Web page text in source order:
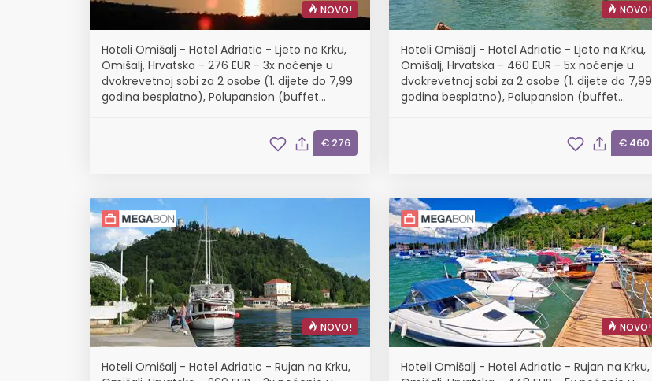
NOVO!
Hoteli Omišalj - Hotel Adriatic - Ljeto na Krku,
Omišalj, Hrvatska - 276 EUR - 3x noćenje u
dvokrevetnoj sobi za 2 osobe (1. dijete do 7,99
godina besplatno), Polupansion (buffet
€ 276
NOVO!
Hoteli Omišalj - Hotel Adriatic - Ljeto na Krku,
Omišalj, Hrvatska - 460 EUR - 5x noćenje u
dvokrevetnoj sobi za 2 osobe (1. dijete do 7,99
godina besplatno), Polupansion (buffet
€ 460
NOVO!
Hoteli Omišalj - Hotel Adriatic - Rujan na Krku,
NOVO!
Hoteli Omišalj - Hotel Adriatic - Rujan na Krku,